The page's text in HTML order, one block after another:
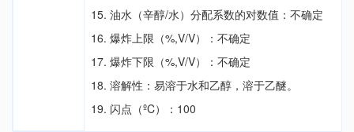
15. 油水（辛醇/水）分配系数的对数值：不确定
16. 爆炸上限（%,V/V）：不确定
17. 爆炸下限（%,V/V）：不确定
18. 溶解性：易溶于水和乙醇，溶于乙醚。
19. 闪点（ºC）：100